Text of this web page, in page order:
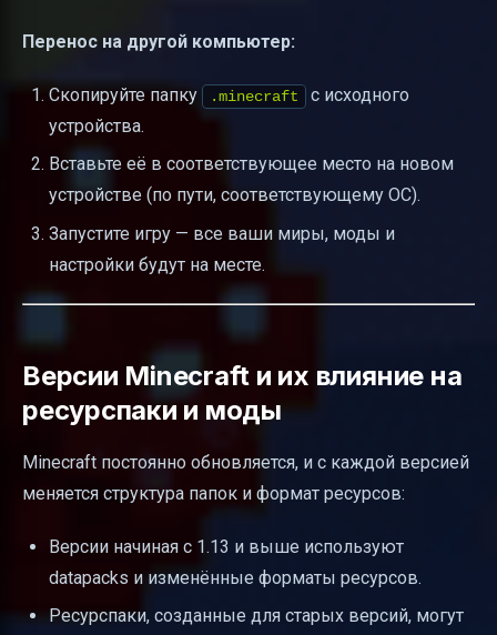
Перенос на другой компьютер:
Скопируйте папку .minecraft
с исходного
устройства.
Вставьте её в соответствующее место на новом
устройстве (по пути, соответствующему ОС).
Запустите игру — все ваши миры, моды и
настройки будут на месте.
Версии Minecraft и их влияние на
ресурспаки и моды
Minecraft постоянно обновляется, и с каждой версией
меняется структура папок и формат ресурсов:
Версии начиная с 1.13 и выше используют
datapacks и изменённые форматы ресурсов.
Ресурспаки, созданные для старых версий, могут